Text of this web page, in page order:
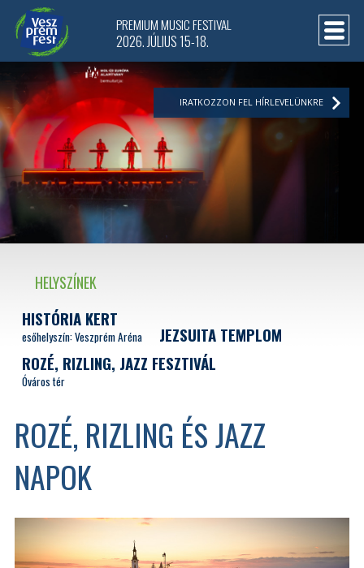
ROZÉ, RIZLING ÉS JAZZ
NAPOK
HELYSZÍNEK
HISTÓRIA KERT
esőhelyszín: Veszprém Aréna
JEZSUITA TEMPLOM
ROZÉ, RIZLING, JAZZ FESZTIVÁL
Óváros tér
PREMIUM MUSIC FESTIVAL
2026. JÚLIUS 15-18.
IRATKOZZON FEL HÍRLEVELÜNKRE